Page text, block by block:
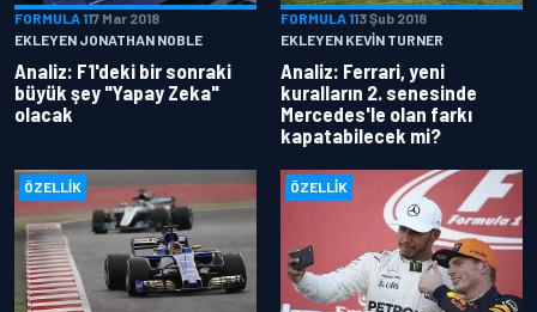
FORMULA 117 Mar 2018
EKLEYEN JONATHAN NOBLE
Analiz: F1'deki bir sonraki
büyük şey "Yapay Zeka"
olacak
FORMULA 113 Şub 2018
EKLEYEN KEVIN TURNER
Analiz: Ferrari, yeni
kuralların 2. senesinde
Mercedes'le olan farkı
kapatabilecek mi?
ÖZELLIK ÖZELLIK